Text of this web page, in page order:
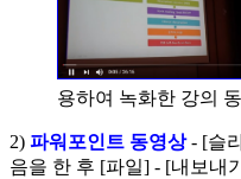
용하여 녹화한 강의
2) 파워포인트 동영상- [슬
음을 한 후 [파일] - [내보내